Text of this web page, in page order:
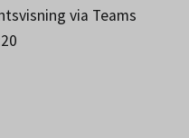
via Teams